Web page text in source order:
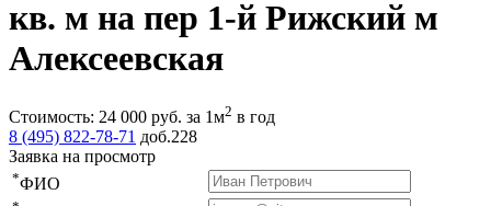
кв. м на пер 1-й Рижский м
Алексеевская
Стоимость: 24 000 руб. за 1м2 в год
8 (495) 822-78-71 доб.228
Заявка на просмотр
*ФИО